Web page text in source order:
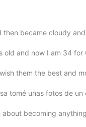
became cloudy
old and now I am 34
them the best and
tomé unas fotos de
about becoming